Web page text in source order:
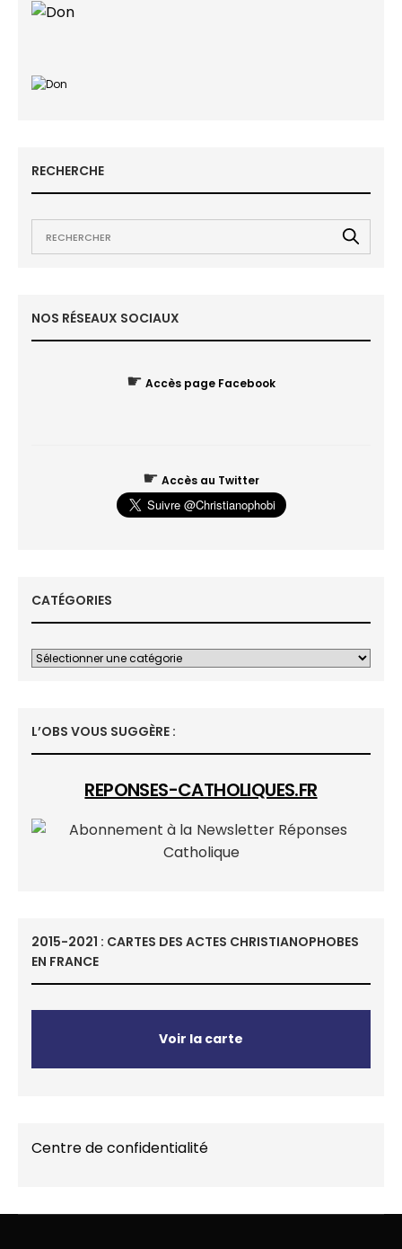
RECHERCHE
NOS RÉSEAUX SOCIAUX
☛ Accès page Facebook
☛ Accès au Twitter
CATÉGORIES
L’OBS VOUS SUGGÈRE :
REPONSES-CATHOLIQUES.FR
2015-2021 : CARTES DES ACTES CHRISTIANOPHOBES
EN FRANCE
Voir la carte
Centre de confidentialité